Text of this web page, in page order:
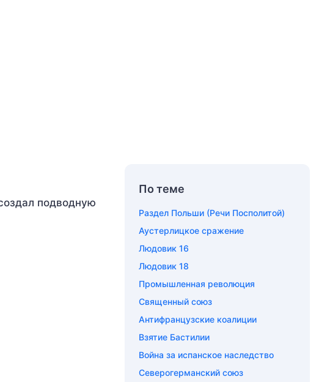
подводную
По теме
Раздел Польши (Речи Посполитой)
Аустерлицкое сражение
Людовик 16
Людовик 18
Промышленная революция
Священный союз
Антифранцузские коалиции
Взятие Бастилии
Война за испанское наследство
Северогерманский союз